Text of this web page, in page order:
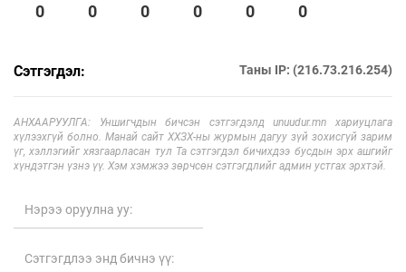
0 0 0 0 0 0
Сэтгэгдэл: Таны IP: (216.73.216.254)
АНХААРУУЛГА: Уншигчдын бичсэн сэтгэгдэлд unuudur.mn хариуцлага
хүлээхгүй болно. Манай сайт ХХЗХ-ны журмын дагуу зүй зохисгүй зарим
үг, хэллэгийг хязгаарласан тул Та сэтгэгдэл бичихдээ бусдын эрх ашгийг
хүндэтгэн үзнэ үү. Хэм хэмжээ зөрчсөн сэтгэгдлийг админ устгах эрхтэй.